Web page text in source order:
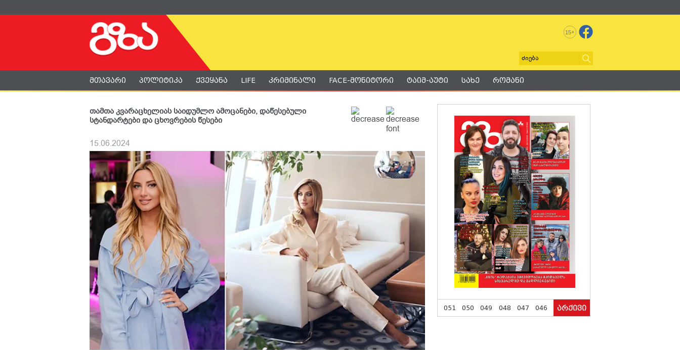
15+
მთავარი პოლიტიკა ქვეყანა LIFE კრიმინალი FACE-მონიტორი ტაიმ-აუტი სახე რომანი
თამთა კვარაცხელიას საიდუმლო ამოცანები, დაწესებული
სტანდარტები და ცხოვრების წესები
15.06.2024
051 050 049 048 047 046 არქივი